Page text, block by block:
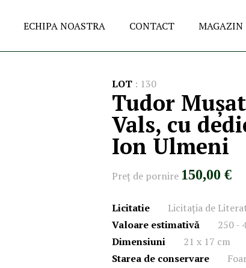
ECHIPA NOASTRA CONTACT MAGAZIN
LOT : 130
Tudor
Vals, cu
Ion Ulmeni
Preţ de pornire 150,00 €
Licitatie
Licitația de
Valoare estimativă
250 -
Dimensiuni
21 x 17 cm
Starea de conservare